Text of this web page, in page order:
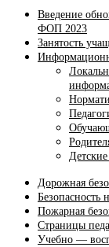
Введение
ФОП 2023
Занятость
Дорожная
Безопасность
Пожарная
Страницы
Учебно —